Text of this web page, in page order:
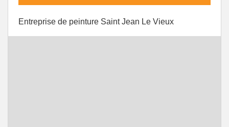
Entreprise de peinture Saint Jean Le Vieux